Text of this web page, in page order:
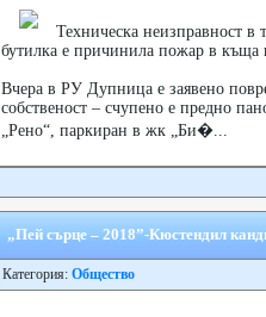
Техническа неизправност в
бутилка е причинила пожар в къща
Вчера в РУ Дупница е заявено
собственост – счупено е предно
„Рено“, паркиран в жк „Би�...
„Пей сърце – 2018”-Кюстендил
Категория: Общество